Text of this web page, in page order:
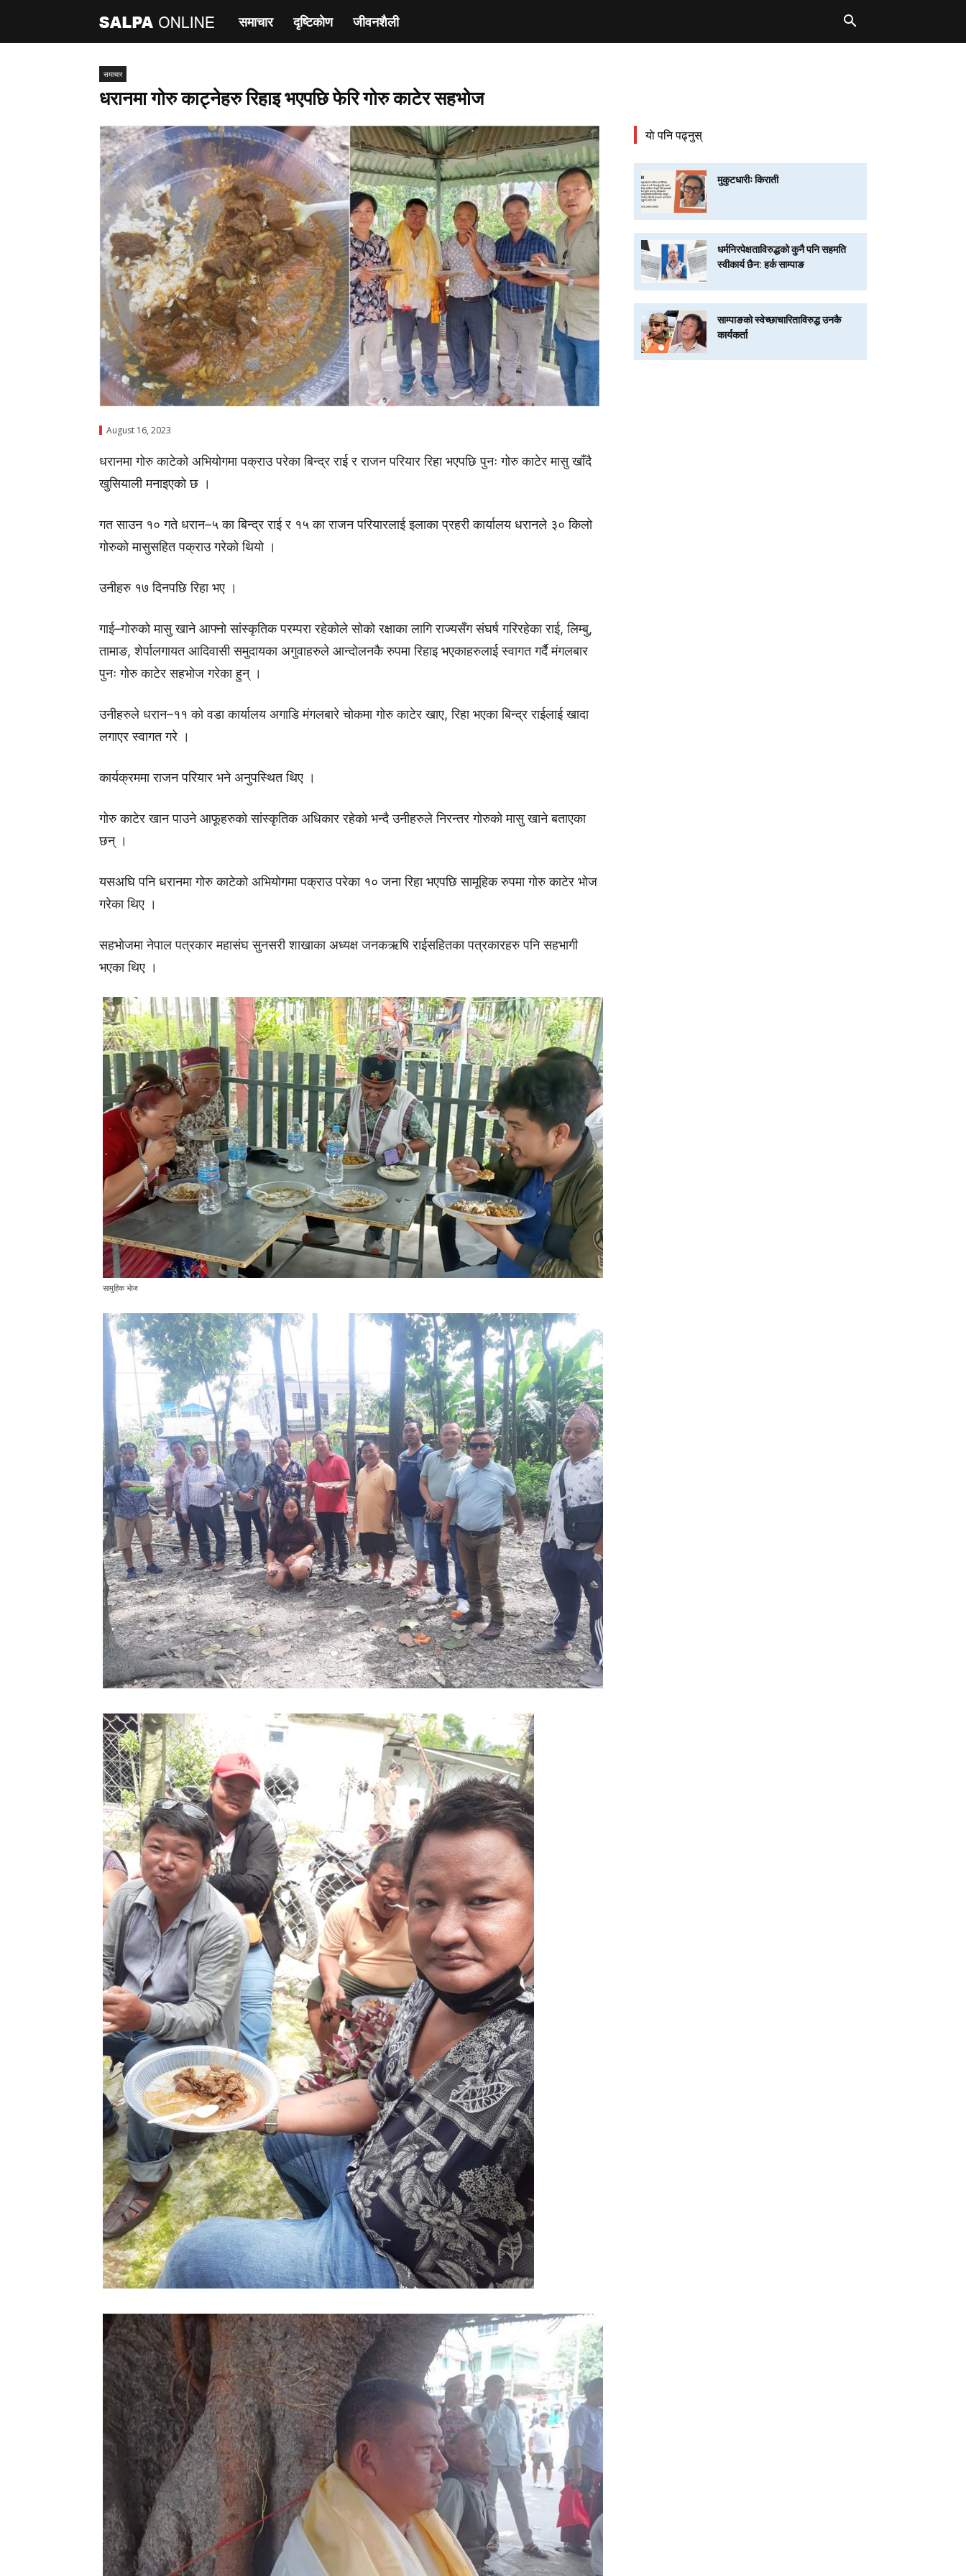
साल्पा
समाचार दृष्टिकाेण जीवनशैली
समाचार
धरानमा गोरु काट्नेहरु रिहाइ भएपछि फेरि गोरु काटेर सहभोज
August 16, 2023
धरानमा गोरु काटेको अभियोगमा पक्राउ परेका बिन्द्र राई र राजन परियार रिहा भएपछि पुनः गोरु काटेर मासु खाँदै
खुसियाली मनाइएको छ ।
गत साउन १० गते धरान–५ का बिन्द्र राई र १५ का राजन परियारलाई इलाका प्रहरी कार्यालय धरानले ३० किलो
गोरुको मासुसहित पक्राउ गरेको थियो ।
उनीहरु १७ दिनपछि रिहा भए ।
गाई–गोरुको मासु खाने आफ्नाे सांस्कृतिक परम्परा रहेकोले सोको रक्षाका लागि राज्यसँग संघर्ष गरिरहेका राई, लिम्बु,
तामाङ, शेर्पालगायत आदिवासी समुदायका अगुवाहरुले आन्दोलनकै रुपमा रिहाइ भएकाहरुलाई स्वागत गर्दै मंगलबार
पुनः गोरु काटेर सहभोज गरेका हुन् ।
उनीहरुले धरान–११ को वडा कार्यालय अगाडि मंगलबारे चोकमा गोरु काटेर खाए, रिहा भएका बिन्द्र राईलाई खादा
लगाएर स्वागत गरे ।
कार्यक्रममा राजन परियार भने अनुपस्थित थिए ।
गोरु काटेर खान पाउने आफूहरुको सांस्कृतिक अधिकार रहेको भन्दै उनीहरुले निरन्तर गोरुको मासु खाने बताएका
छन् ।
यसअघि पनि धरानमा गोरु काटेको अभियोगमा पक्राउ परेका १० जना रिहा भएपछि सामूहिक रुपमा गोरु काटेर भोज
गरेका थिए ।
सहभाेजमा नेपाल पत्रकार महासंघ सुनसरी शाखाका अध्यक्ष जनकऋषि राईसहितका पत्रकारहरु पनि सहभागी
भएका थिए ।
सामुहिक भाेज
याे पनि पढ्नुस्
मुकुटधारीः किराती
धर्मनिरपेक्षताविरुद्धको कुनै पनि सहमति
स्वीकार्य छैन: हर्क साम्पाङ
साम्पाङको स्वेच्छाचारिताविरुद्ध उनकै
कार्यकर्ता